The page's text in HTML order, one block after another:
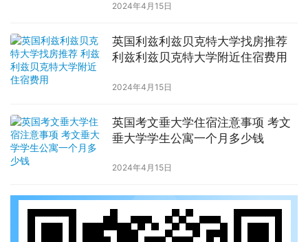
2024年4月15日
英国利兹利兹贝克特大学找房推荐
利兹利兹贝克特大学附近住宿费用
2024年4月15日
英国考文垂大学住宿注意事项 考文
垂大学学生公寓一个月多少钱
2024年4月15日